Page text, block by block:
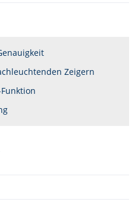
Zeigern